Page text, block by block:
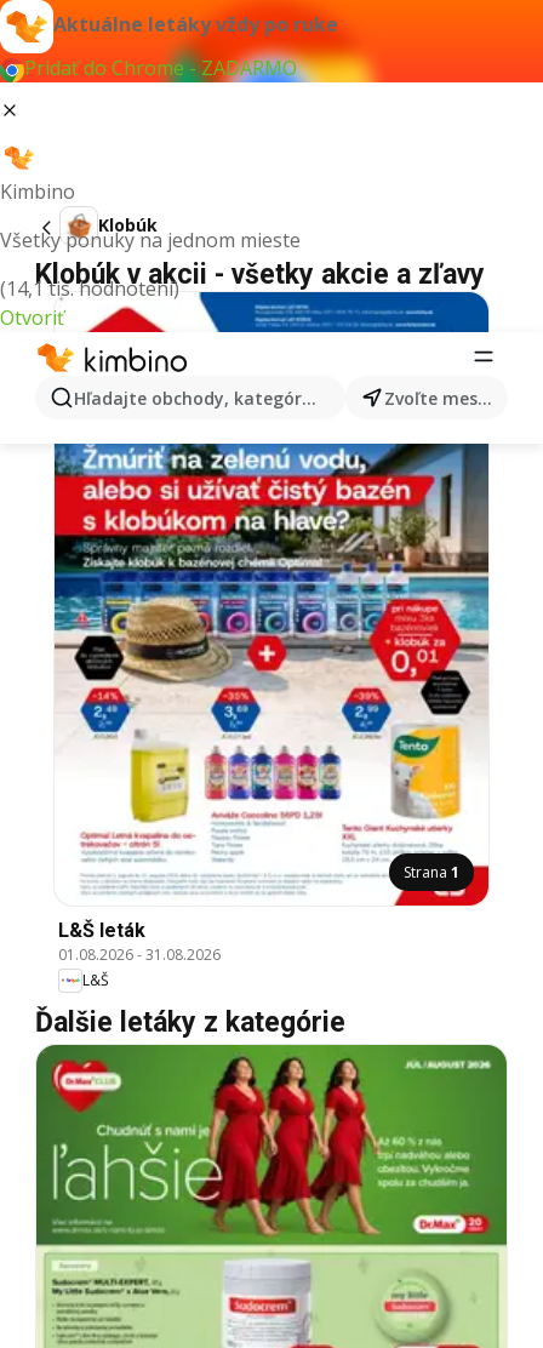
Aktuálne letáky vždy po ruke
Pridať do Chrome - ZADARMO
Kimbino
Všetky ponuky na jednom mieste
(14,1 tis. hodnotení)
Otvoriť
Hľadajte obchody, kategórie, produkty... Zvoľte mesto
Klobúk
Klobúk v akcii - všetky akcie a zľavy
Strana 1
L&Š leták
01.08.2026-31.08.2026
L&Š
Ďalšie letáky z kategórie